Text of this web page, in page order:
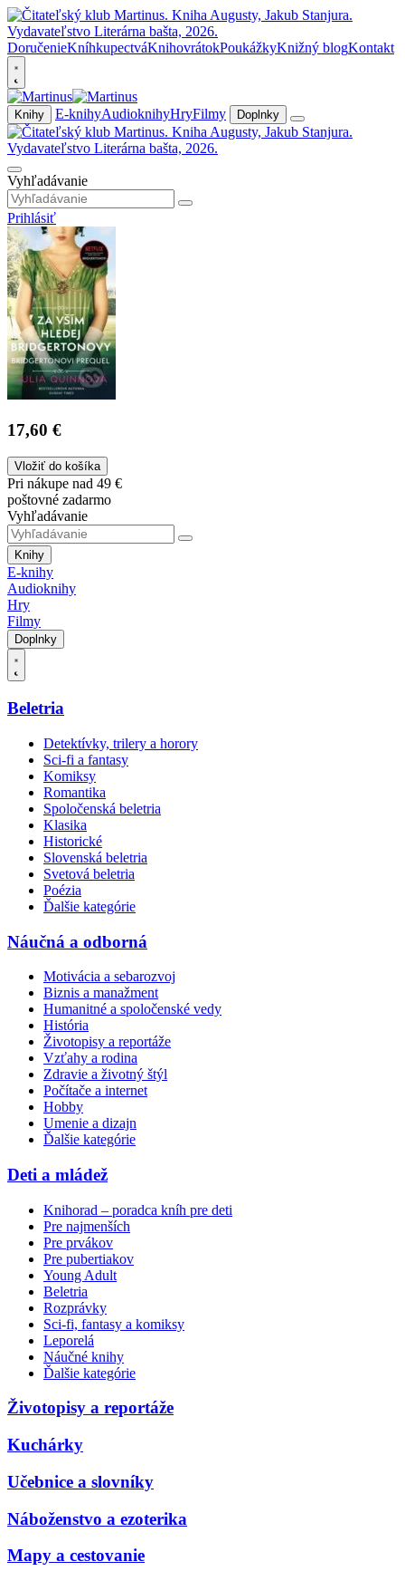
DoručenieKníhkupectváKnihovrátokPoukážkyKnižný blogKontakt
Knihy E-knihyAudioknihyHryFilmy Doplnky
Vyhľadávanie
Prihlásiť
17,60 €
Vložiť do košíka
Pri nákupe nad 49 €
poštovné zadarmo
Vyhľadávanie
Knihy
E-knihy
Audioknihy
Hry
Filmy
Doplnky
Beletria
Detektívky, trilery a horory
Sci-fi a fantasy
Komiksy
Romantika
Spoločenská beletria
Klasika
Historické
Slovenská beletria
Svetová beletria
Poézia
Ďalšie kategórie
Náučná a odborná
Motivácia a sebarozvoj
Biznis a manažment
Humanitné a spoločenské vedy
História
Životopisy a reportáže
Vzťahy a rodina
Zdravie a životný štýl
Počítače a internet
Hobby
Umenie a dizajn
Ďalšie kategórie
Deti a mládež
Knihorad – poradca kníh pre deti
Pre najmenších
Pre prvákov
Pre pubertiakov
Young Adult
Beletria
Rozprávky
Sci-fi, fantasy a komiksy
Leporelá
Náučné knihy
Ďalšie kategórie
Životopisy a reportáže
Kuchárky
Učebnice a slovníky
Náboženstvo a ezoterika
Mapy a cestovanie